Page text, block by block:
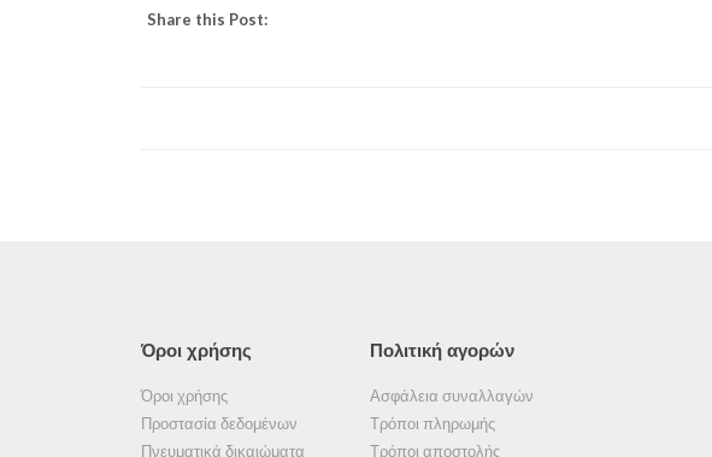
Share this Post:
Όροι χρήσης
Όροι χρήσης
Προστασία δεδομένων
Πνευματικά δικαιώματα
Πολιτική αγορών
Ασφάλεια συναλλαγών
Τρόποι πληρωμής
Τρόποι αποστολής